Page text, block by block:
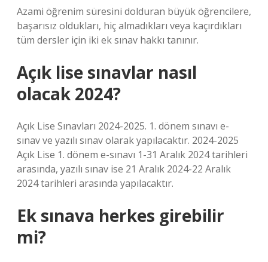
Azami öğrenim süresini dolduran büyük öğrencilere,
başarısız oldukları, hiç almadıkları veya kaçırdıkları
tüm dersler için iki ek sınav hakkı tanınır.
Açık lise sınavlar nasıl
olacak 2024?
Açık Lise Sınavları 2024-2025. 1. dönem sınavı e-
sınav ve yazılı sınav olarak yapılacaktır. 2024-2025
Açık Lise 1. dönem e-sınavı 1-31 Aralık 2024 tarihleri ​​
arasında, yazılı sınav ise 21 Aralık 2024-22 Aralık
2024 tarihleri ​​arasında yapılacaktır.
Ek sınava herkes girebilir
mi?